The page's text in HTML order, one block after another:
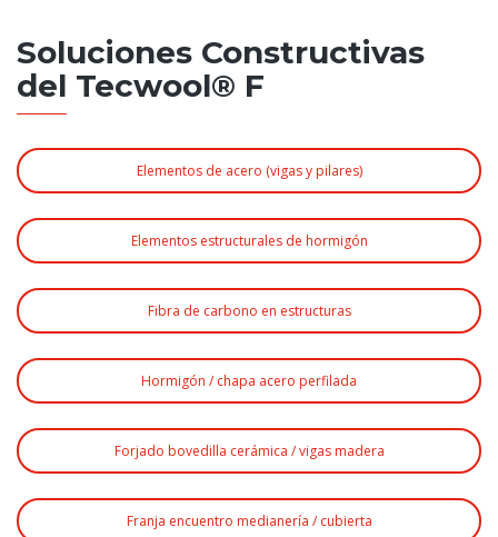
Soluciones Constructivas
del Tecwool® F
Elementos de acero (vigas y pilares)
Elementos estructurales de hormigón
Fibra de carbono en estructuras
Hormigón / chapa acero perfilada
Forjado bovedilla cerámica / vigas madera
Franja encuentro medianería / cubierta